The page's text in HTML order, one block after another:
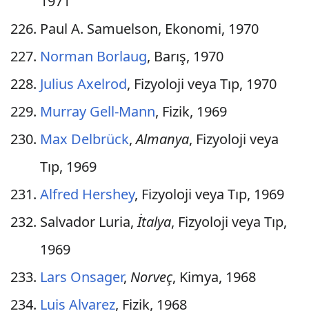
Paul A. Samuelson, Ekonomi, 1970
Norman Borlaug, Barış, 1970
Julius Axelrod, Fizyoloji veya Tıp, 1970
Murray Gell-Mann, Fizik, 1969
Max Delbrück,Almanya, Fizyoloji veya
Tıp, 1969
Alfred Hershey, Fizyoloji veya Tıp, 1969
Salvador Luria,İtalya, Fizyoloji veya Tıp,
1969
Lars Onsager, Norveç, Kimya, 1968
Luis Alvarez, Fizik, 1968